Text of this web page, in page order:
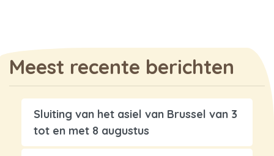
Meest recente berichten
Sluiting van het asiel van Brussel van 3
tot en met 8 augustus